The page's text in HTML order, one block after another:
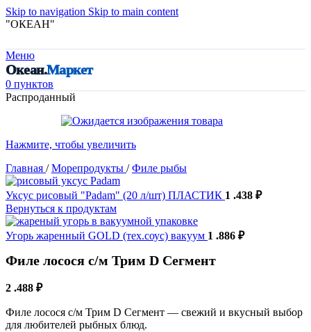
Skip to navigation Skip to main content
"ОКЕАН"
Меню
Океан.Маркет
0 пунктов
Распроданный
Нажмите, чтобы увеличить
Главная / Морепродукты / Филе рыбы
Уксус рисовый "Padam" (20 л/шт) ПЛАСТИК 1 .438 ₽
Вернуться к продуктам
Угорь жаренный GOLD (тех.соус) вакуум 1 .886 ₽
Филе лосося с/м Трим D Сегмент
2 .488 ₽
Филе лосося с/м Трим D Сегмент — свежий и вкусный выбор
для любителей рыбных блюд.